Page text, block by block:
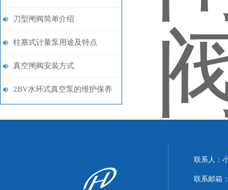
刀型闸阀简单介绍
柱塞式计量泵用途及特点
真空闸阀安装方式
2BV水环式真空泵的维护保养
联系人：
联系邮箱